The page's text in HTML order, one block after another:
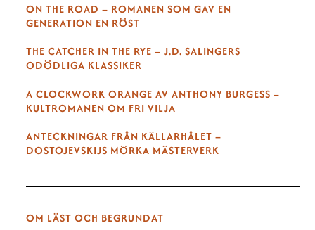
ON THE ROAD – ROMANEN SOM GAV EN
GENERATION EN RÖST
THE CATCHER IN THE RYE – J.D. SALINGERS
ODÖDLIGA KLASSIKER
A CLOCKWORK ORANGE AV ANTHONY BURGESS –
KULTROMANEN OM FRI VILJA
ANTECKNINGAR FRÅN KÄLLARHÅLET –
DOSTOJEVSKIJS MÖRKA MÄSTERVERK
OM LÄST OCH BEGRUNDAT